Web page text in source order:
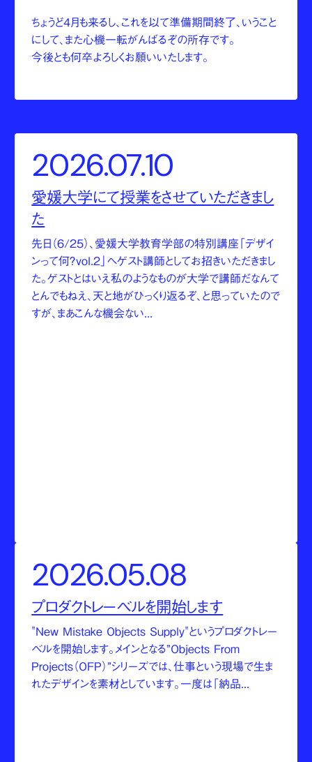
ちょうど4月も来るし、これを以て準備期間終了、いうこと
にして、また心機一転がんばるぞの所存です。
今後とも何卒よろしくお願いいたします。
2026.07.10
愛媛大学にて授業をさせていただきまし
た
先日（6/25）、愛媛大学教育学部の特別講座「デザイ
ンって何？vol.2」へゲスト講師としてお招きいただきまし
た。ゲストとはいえ私のようなものが大学で講師だなんて
とんでもねえ、天と地がひっくり返るぞ、と思っていたので
すが、まあこんな機会ない...
2026.05.08
プロダクトレーベルを開始します
"New Mistake Objects Supply"というプロダクトレー
ベルを開始します。メインとなる”Objects From
Projects（OFP）”シリーズでは、仕事という現場で生ま
れたデザインを素材としています。一度は「納品...